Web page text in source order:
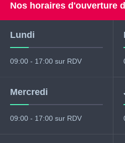
Nos horaires d'ouverture
Lundi
09:00 - 17:00 sur RDV
Mercredi
09:00 - 17:00 sur RDV